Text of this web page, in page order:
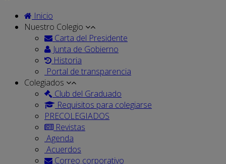
Inicio
Nuestro Colegio
Carta del Presidente
Junta de Gobierno
Historia
Portal de transparencia
Colegiados
Club del Graduado
Requisitos para colegiarse
PRECOLEGIADOS
Revistas
Agenda
Acuerdos
Correo corporativo